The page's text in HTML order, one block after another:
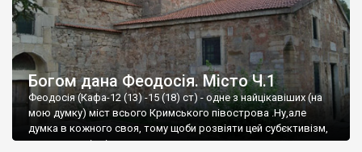
Богом дана Феодосія. Місто Ч.1
Феодосія (Кафа-12 (13) -15 (18) ст) - одне з найцікавіших (на
мою думку) міст всього Кримського півострова .Ну,але
думка в кожного своя, тому щоби розвіяти цей субєктивізм,
запрошую відвідати це